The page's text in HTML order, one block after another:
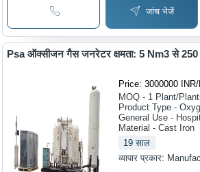
जांच भेजें
Psa ऑक्सीजन गैस जनरेटर क्षमता: 5 Nm3 से
Price: 3000000 INR/
MOQ - 1 Plant/
Product Type -
General Use -
Material - Cast Iron
19 साल
व्यापार प्रकार: